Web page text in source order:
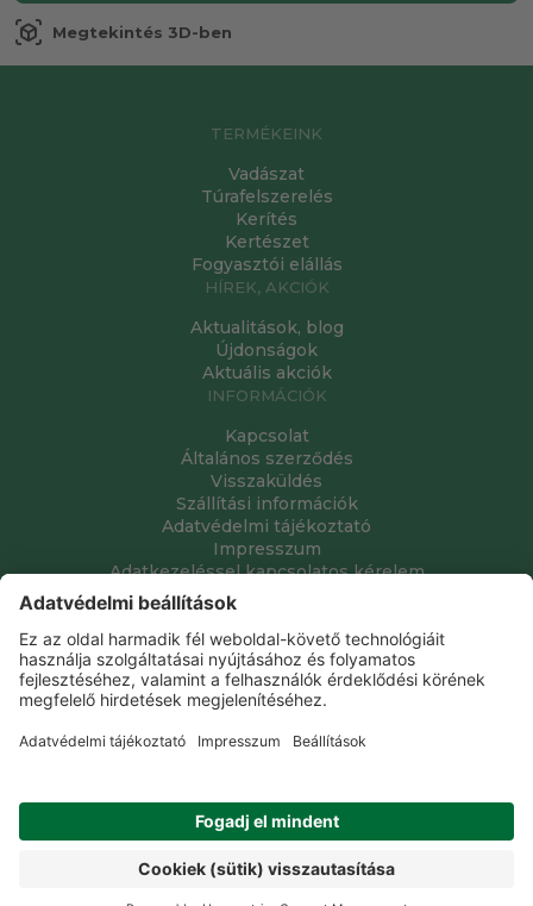
view_in_ar Megtekintés 3D-ben
TERMÉKEINK
Vadászat
Túrafelszerelés
Kerítés
Kertészet
Fogyasztói elállás
HÍREK, AKCIÓK
Aktualitások, blog
Újdonságok
Aktuális akciók
INFORMÁCIÓK
Kapcsolat
Általános szerződés
Visszaküldés
Szállítási információk
Adatvédelmi tájékoztató
Impresszum
Adatkezeléssel kapcsolatos kérelem
Grube Kft. © 2009 - 2026. Minden jog fenntartva. All rights
reserved.
Tervezte és készítette:
Vision-Software, az Octopus 8 ERP